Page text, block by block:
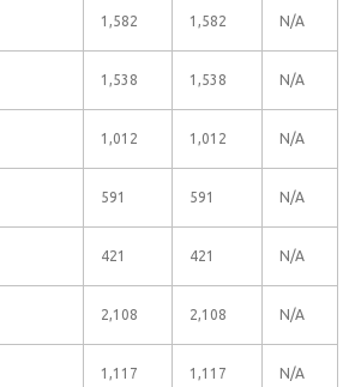
1,582 1,582 N/A
1,538 1,538 N/A
1,012 1,012 N/A
591 591 N/A
421 421 N/A
2,108 2,108 N/A
1,117 1,117 N/A